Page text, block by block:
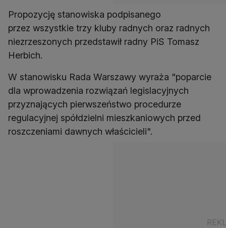
Propozycję stanowiska podpisanego
przez wszystkie trzy kluby radnych oraz radnych
niezrzeszonych przedstawił radny PiS Tomasz
Herbich.
W stanowisku Rada Warszawy wyraża "poparcie
dla wprowadzenia rozwiązań legislacyjnych
przyznających pierwszeństwo procedurze
regulacyjnej spółdzielni mieszkaniowych przed
roszczeniami dawnych właścicieli".